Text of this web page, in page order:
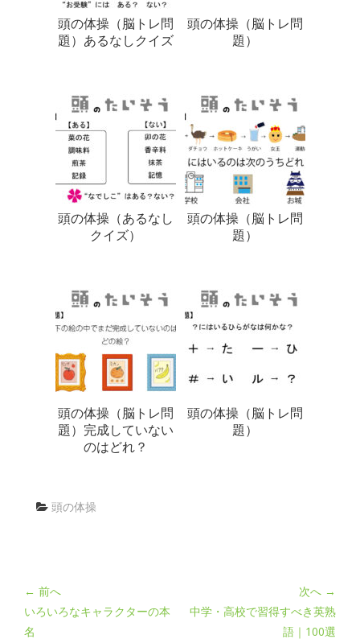
頭の体操（脳トレ問
題）あるなしクイズ
頭の体操（脳トレ問
題）
頭の体操（あるなし
クイズ）
頭の体操（脳トレ問
題）
頭の体操（脳トレ問
題）完成していない
のはどれ？
頭の体操（脳トレ問
題）
頭の体操
← 前へ
いろいろなキャラクターの本
名
次へ →
中学・高校で習得すべき英熟
語｜100選